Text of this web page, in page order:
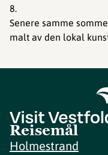
8.
Senere samme
malt av den lokal
Reisemål
Holmestrand